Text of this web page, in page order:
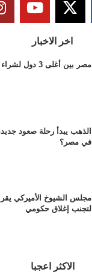
اخر الاخبار
مصر بين أغلى 3 دول لشراء آيفون 17 برو عالمياً
الذهب يبدأ رحلة صعود
في مصر؟
مجلس الشيوخ الأميركي
لتجنب إغلاق حكومي
الاكثر اعجبا